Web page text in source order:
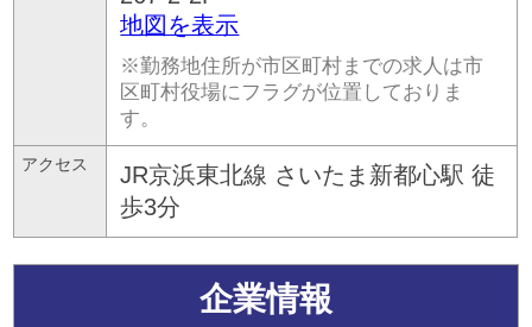
地図を表示
※勤務地住所が市区町村までの求人は市
区町村役場にフラグが位置しておりま
す。
アクセス
JR京浜東北線 さいたま新都心駅 徒
歩3分
企業情報